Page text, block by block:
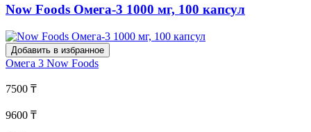
Now Foods Омега-3 1000 мг, 100 капсул
Добавить в избранное
Омега 3 Now Foods
7500 ₸
9600 ₸